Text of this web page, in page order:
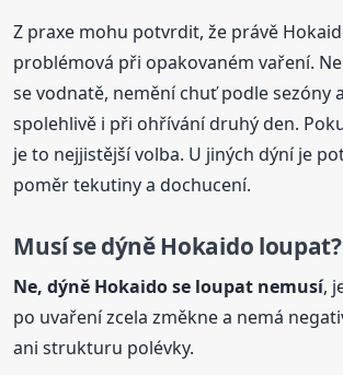
Z praxe mohu potvrdit, že právě
problémová při opakovaném vaření.
se vodnatě, nemění chuť podle sezóny
spolehlivě i při ohřívání druhý den.
je to nejjistější volba. U jiných dýní je
poměr tekutiny a dochucení.
Musí se dýně Hokaido loupat?
Ne, dýně Hokaido se loupat nemusí,
po uvaření zcela změkne a nemá
ani strukturu polévky.